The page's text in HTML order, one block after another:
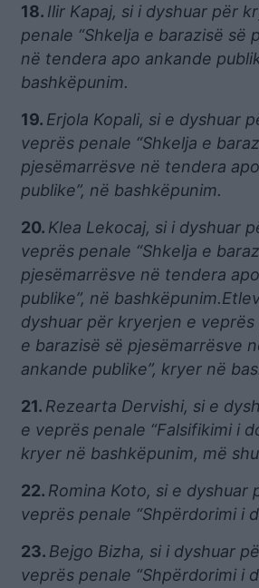
18. Ilir Kapaj, si i dyshuar për
penale “Shkelja e barazisë së
në tendera apo ankande
bashkëpunim.
19. Erjola Kopali, si e dyshuar
veprës penale “Shkelja e
pjesëmarrësve në tendera
publike”, në bashkëpunim.
20. Klea Lekocaj, si i dyshuar
veprës penale “Shkelja e
pjesëmarrësve në tendera
publike”, në bashkëpunim.
dyshuar për kryerjen e veprës
e barazisë së pjesëmarrësve
ankande publike”, kryer në
21. Rezearta Dervishi, si e
e veprës penale “Falsifikimi i
kryer në bashkëpunim, më
22. Romina Koto, si e dyshuar
veprës penale “Shpërdorimi i
23. Bejgo Bizha, si i dyshuar
veprës penale “Shpërdorimi i